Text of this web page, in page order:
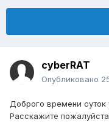
cyberRAT
Опубликовано
Доброго времени
Расскажите